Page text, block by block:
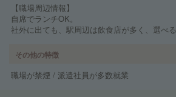
【職場周辺情報】
自席でランチOK。
社外に出ても、駅周辺は飲食店が多く、選べ
その他の特徴
職場が禁煙 / 派遣社員が多数就業